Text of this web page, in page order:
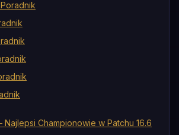
Championowie w Patchu 16.6